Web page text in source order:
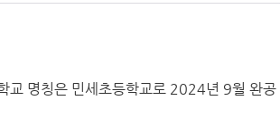
교 명칭은 민세초등학교로 2024년 9월 완공